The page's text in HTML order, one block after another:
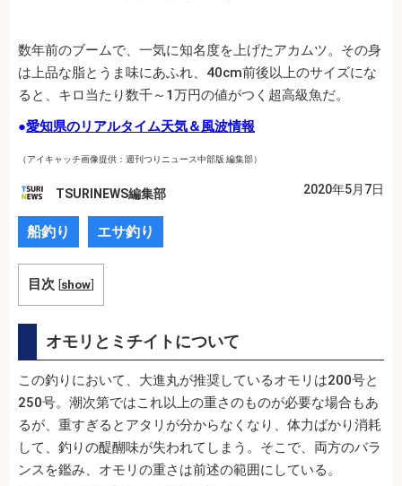
数年前のブームで、一気に知名度を上げたアカムツ。その身
は上品な脂とうま味にあふれ、40cm前後以上のサイズにな
ると、キロ当たり数千～1万円の値がつく超高級魚だ。
●愛知県のリアルタイム天気＆風波情報
（アイキャッチ画像提供：週刊つりニュース中部版 編集部）
TSURINEWS編集部 2020年5月7日
船釣り エサ釣り
目次 [show]
オモリとミチイトについて
この釣りにおいて、大進丸が推奨しているオモリは200号と
250号。潮次第ではこれ以上の重さのものが必要な場合もあ
るが、重すぎるとアタリが分からなくなり、体力ばかり消耗
して、釣りの醍醐味が失われてしまう。そこで、両方のバラ
ンスを鑑み、オモリの重さは前述の範囲にしている。